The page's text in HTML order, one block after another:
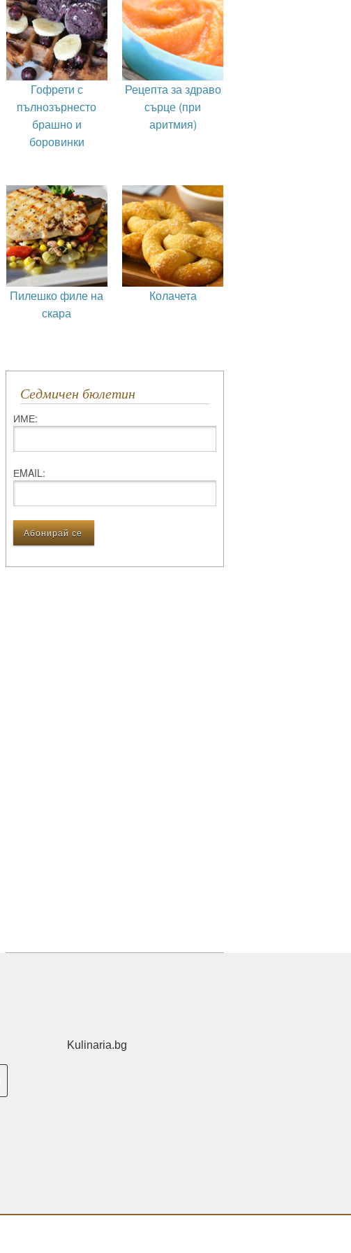
Гофрети с
пълнозърнесто
брашно и
боровинки
Рецепта за здраво
сърце (при
аритмия)
Пилешко филе на
скара
Колачета
Седмичен бюлетин
ИМЕ:
ЕMAIL:
Kulinaria.bg